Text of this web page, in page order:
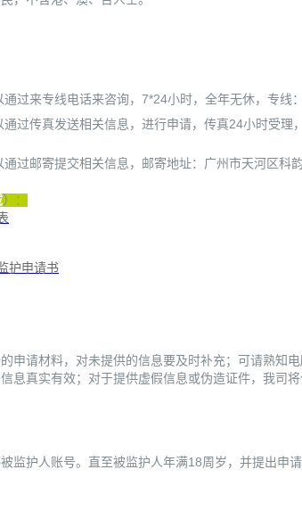
通过来专线电话来咨询，7*24小时，全年无休，专线
通过传真发送相关信息，进行申请，传真24小时受理
过邮寄提交相关信息，邮寄地址：广州市天河区
）
：
护申请书
申请材料，对未提供的信息要及时补充；可请熟知
息真实有效；对于提供虚假信息或伪造证件，我司
监护人账号。直至被监护人年满18周岁，并提出申请